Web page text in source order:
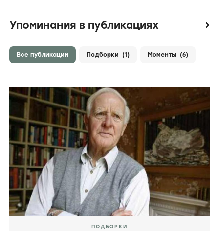
Упоминания в публикациях icon
Все публикации Подборки (1) Моменты (6)
ПОДБОРКИ